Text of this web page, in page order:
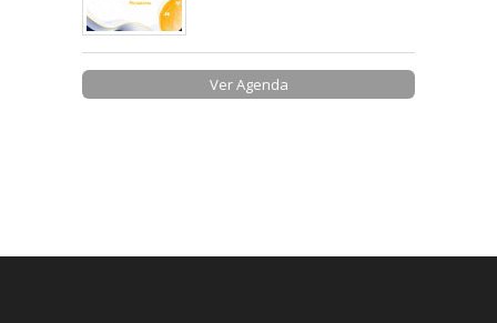
Ver Agenda